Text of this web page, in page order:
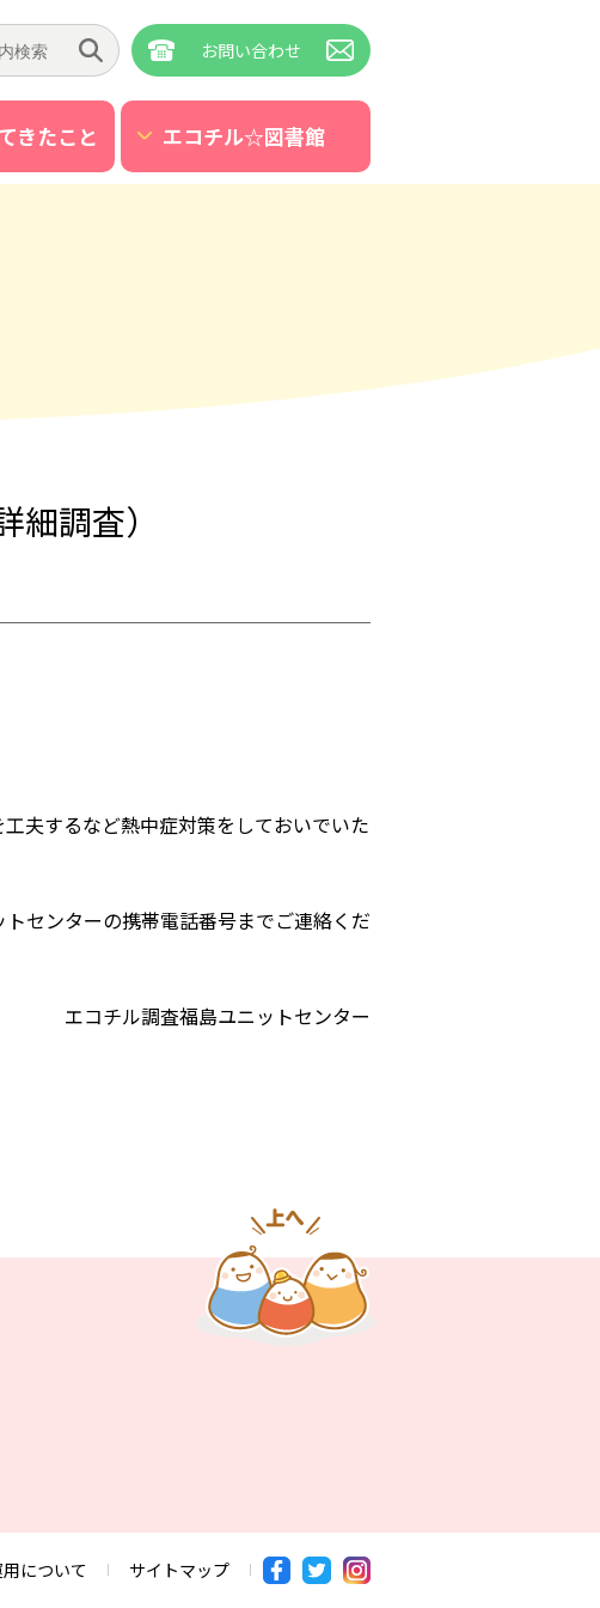
お問い合わせ
きたこと エコチル☆図書館
調査）
夫するなど熱中症対策をしておいでいた
センターの携帯電話番号までご連絡くだ
エコチル調査福島ユニットセンター
について サイトマップ